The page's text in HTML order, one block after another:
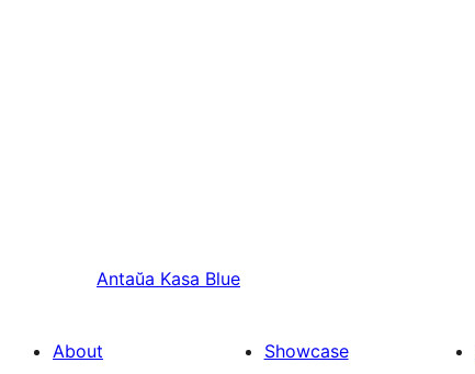
Antaŭa Kasa Blue
About
Showcase